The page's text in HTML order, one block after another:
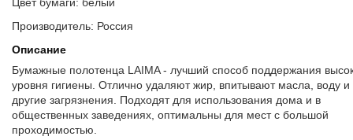
Производитель: Россия
Описание
Бумажные полотенца LAIMA - лучший способ поддержания
уровня гигиены. Отлично удаляют жир, впитывают масла, воду и
другие загрязнения. Подходят для использования дома и в
общественных заведениях, оптимальны для мест с большой
проходимостью.